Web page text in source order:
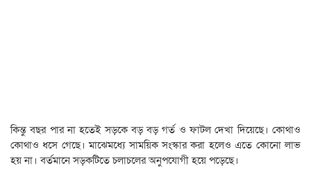
কিন্তু বছর পার না হতেই সড়কে বড় বড় গর্ত ও ফাটল দেখা দিয়েছে। কোথাও
কোথাও ধসে গেছে। মাঝেমধ্যে সাময়িক সংস্কার করা হলেও এতে কোনো লাভ
হয় না। বর্তমানে সড়কটিতে চলাচলের অনুপযোগী হয়ে পড়েছে।